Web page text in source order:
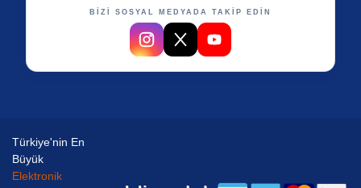
BİZİ SOSYAL MEDYADA TAKİP EDİN
Türkiye'nin En
Büyük
Elektronik